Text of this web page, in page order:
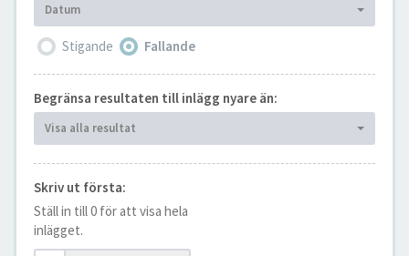
Datum
Stigande Fallande
Begränsa resultaten till inlägg nyare än:
Visa alla resultat
Skriv ut första:
Ställ in till 0 för att visa hela
inlägget.